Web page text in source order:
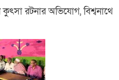
রটনার অভিযোগ, বিশ্বনাথে